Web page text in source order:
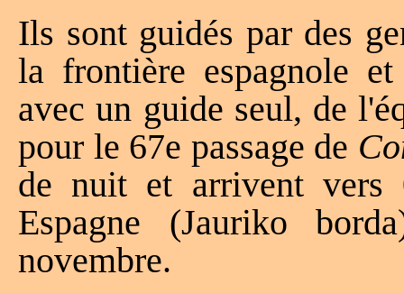
Ils sont guidés par des
la frontière espagnole
avec un guide seul, de
pour le 67e passage de
de nuit et arrivent vers
Espagne (Jauriko
novembre.